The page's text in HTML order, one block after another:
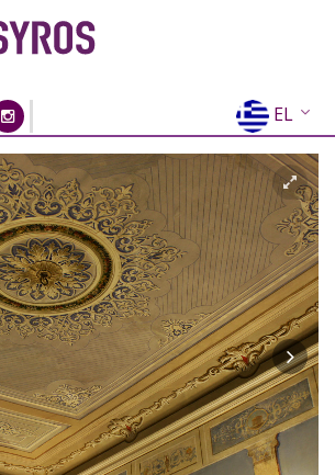
EL
EN
FR
DE
IT
ES
RU
CN